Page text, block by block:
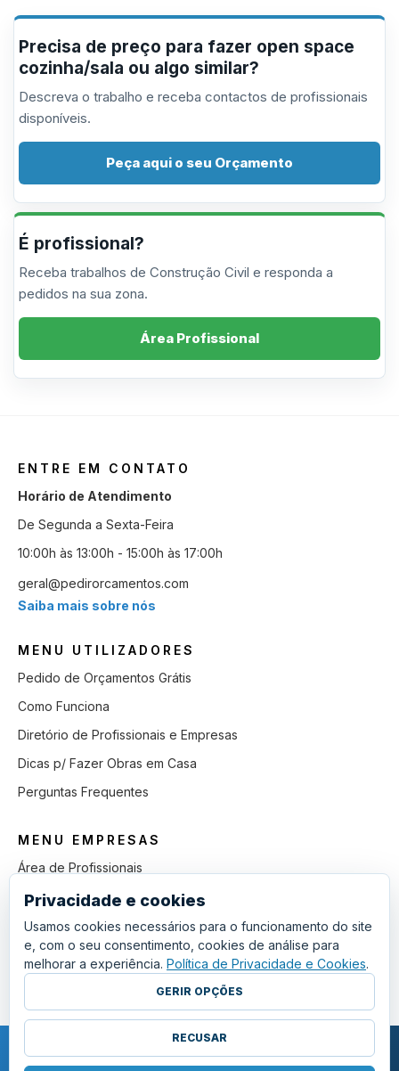
Precisa de preço para fazer open space
cozinha/sala ou algo similar?
Descreva o trabalho e receba contactos de profissionais
disponíveis.
Peça aqui o seu Orçamento
É profissional?
Receba trabalhos de Construção Civil e responda a
pedidos na sua zona.
Área Profissional
ENTRE EM CONTATO
Horário de Atendimento
De Segunda a Sexta-Feira
10:00h às 13:00h - 15:00h às 17:00h
geral@pedirorcamentos.com
Saiba mais sobre nós
MENU UTILIZADORES
Pedido de Orçamentos Grátis
Como Funciona
Diretório de Profissionais e Empresas
Dicas p/ Fazer Obras em Casa
Perguntas Frequentes
MENU EMPRESAS
Área de Profissionais
Como Funciona
Lista de Pedidos em Aberto
Como Ganhar mais Obras
Perguntas Frequentes
COPYRIGHT © 2011 - 2026 SGSI. TODOS OS DIREITOS RESERVADOS.
Privacidade e cookies
Usamos cookies necessários para o funcionamento do site
e, com o seu consentimento, cookies de análise para
melhorar a experiência. Política de Privacidade e Cookies.
GERIR OPÇÕES
RECUSAR